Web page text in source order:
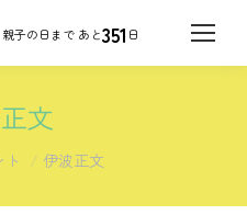
351 日
文
伊波正文